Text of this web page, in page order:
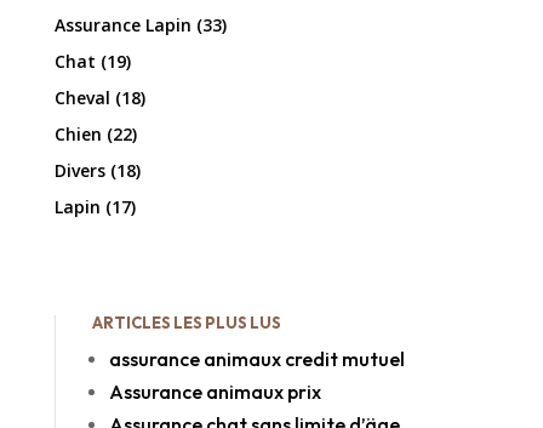
Assurance Lapin (33)
Chat (19)
Cheval (18)
Chien (22)
Divers(18)
Lapin (17)
ARTICLES LES PLUS LUS
assurance animaux credit mutuel
Assurance animaux prix